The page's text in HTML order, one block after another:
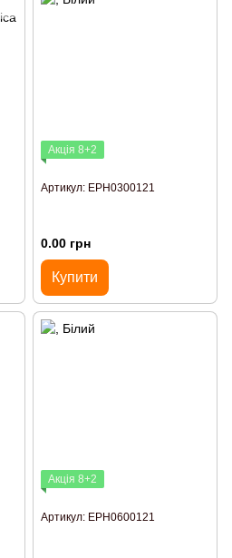
Акція 8+2
Артикул: EPH0300121
0.00 грн
Купити
Акція 8+2
Артикул: EPH0600121